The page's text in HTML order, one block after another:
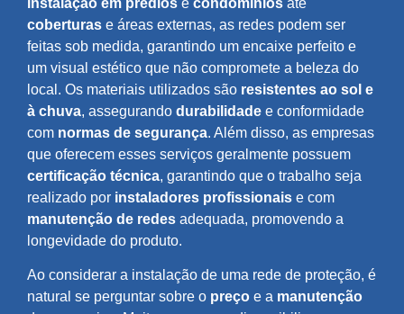
coberturas e áreas externas, as redes podem ser
feitas sob medida, garantindo um encaixe perfeito e
um visual estético que não compromete a beleza do
local. Os materiais utilizados são resistentes ao sol e
à chuva, assegurando durabilidade e conformidade
com normas de segurança. Além disso, as empresas
que oferecem esses serviços geralmente possuem
certificação técnica, garantindo que o trabalho seja
realizado por instaladores profissionais e com
manutenção de redes adequada, promovendo a
longevidade do produto.
Ao considerar a instalação de uma rede de proteção, é
natural se perguntar sobre o preço e a manutenção